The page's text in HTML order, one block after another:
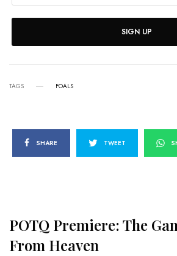
SIGN UP
TAGS FOALS
SHARE TWEET
POTQ Premiere: The
From Heaven